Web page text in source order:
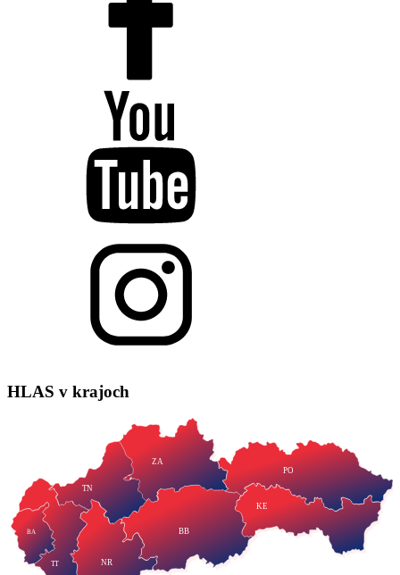
HLAS v krajoch
TT NR
TN
ZA
BB
PO
KE
BA